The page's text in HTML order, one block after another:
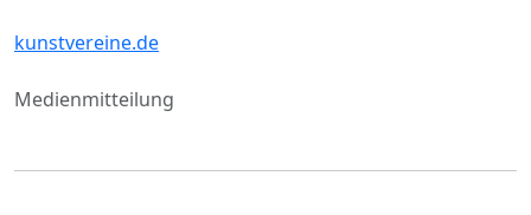
kunstvereine.de
Medienmitteilung